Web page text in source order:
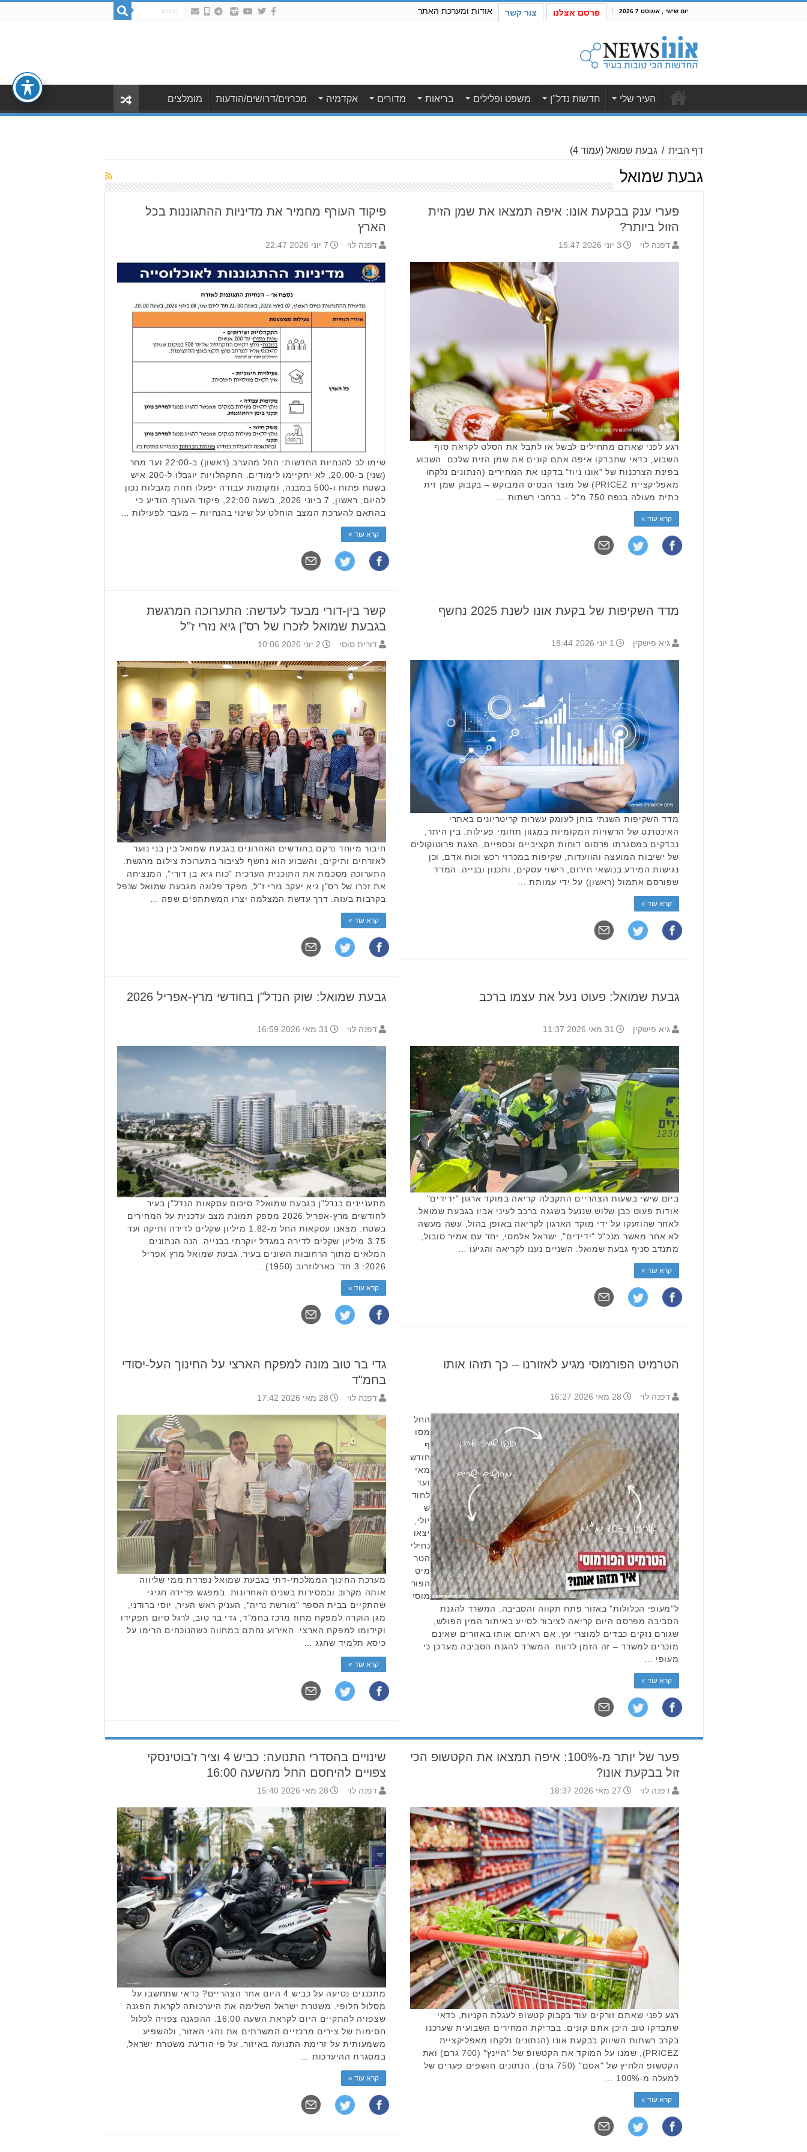
יום שישי , אוגוסט 7 2026 פרסם אצלנו צור קשר אודות ומערכת האתר
העיר שלי חדשות נדל"ן משפט ופלילים בריאות מדורים אקדמיה מכרזים/דרושים/הודעות מומלצים
דף הבית / גבעת שמואל (עמוד 4)
גבעת שמואל
פיקוד העורף מחמיר את מדיניות ההתגוננות בכל
הארץ
דפנה לוי 7 יוני 2026 22:47
שימו לב להנחיות החדשות: החל מהערב (ראשון) ב-22:00 ועד מחר
(שני) ב-20:00, לא יתקיימו לימודים. התקהלויות יוגבלו ל-200 איש
בשטח פתוח ו-500 במבנה, ומקומות עבודה יפעלו תחת מגבלות נכון
להיום, ראשון, 7 ביוני 2026, בשעה 22:00, פיקוד העורף הודיע כי
בהתאם להערכת המצב הוחלט על שינוי בהנחיות – מעבר לפעילות …
קרא עוד »
פערי ענק בבקעת אונו: איפה תמצאו את שמן הזית
הזול ביותר?
דפנה לוי 3 יוני 2026 15:47
רגע לפני שאתם מתחילים לבשל או לתבל את הסלט לקראת סוף
השבוע, כדאי שתבדקו איפה אתם קונים את שמן הזית שלכם. השבוע
בפינת הצרכנות של "אונו ניוז" בדקנו את המחירים (הנתונים נלקחו
מאפליקציית PRICEZ) של מוצר הבסיס המבוקש – בקבוק שמן זית
כתית מעולה בנפח 750 מ"ל – ברחבי רשתות …
קרא עוד »
קשר בין-דורי מבעד לעדשה: התערוכה המרגשת
בגבעת שמואל לזכרו של רס"ן גיא נזרי ז"ל
דורית סוסי 2 יוני 2026 10:06
חיבור מיוחד נרקם בחודשים האחרונים בגבעת שמואל בין בני נוער
לאזרחים ותיקים, והשבוע הוא נחשף לציבור בתערוכת צילום מרגשת.
התערוכה מסכמת את התוכנית הערכית "כוח גיא בן דורי", המנציחה
את זכרו של רס"ן גיא יעקב נזרי ז"ל, מפקד פלוגה מגבעת שמואל שנפל
בקרבות בעזה. דרך עדשת המצלמה יצרו המשתתפים שפה …
קרא עוד »
מדד השקיפות של בקעת אונו לשנת 2025 נחשף
גיא פישקין 1 יוני 2026 18:44
מדד השקיפות השנתי בוחן לעומק עשרות קריטריונים באתרי
האינטרנט של הרשויות המקומיות במגוון תחומי פעילות. בין היתר,
נבדקים במסגרתו פרסום דוחות תקציביים וכספיים, הצגת פרוטוקולים
של ישיבות המועצה והוועדות, שקיפות במכרזי רכש וכוח אדם, וכן
נגישות המידע בנושאי חירום, רישוי עסקים, ותכנון ובנייה. המדד
שפורסם אתמול (ראשון) על ידי עמותת …
קרא עוד »
גבעת שמואל: שוק הנדל"ן בחודשי מרץ-אפריל 2026
דפנה לוי 31 מאי 2026 16:59
מתעניינים בנדל"ן בגבעת שמואל? סיכום עסקאות הנדל"ן בעיר
לחודשים מרץ-אפריל 2026 מספק תמונת מצב עדכנית על המחירים
בשטח. מצאנו עסקאות החל מ-1.82 מיליון שקלים לדירה ותיקה ועד
3.75 מיליון שקלים לדירה במגדל יוקרתי בבנייה. הנה הנתונים
המלאים מתוך הרחובות השונים בעיר. גבעת שמואל מרץ אפריל
2026: 3 חד’ בארלוזרוב (1950) …
קרא עוד »
גבעת שמואל: פעוט נעל את עצמו ברכב
גיא פישקין 31 מאי 2026 11:37
ביום שישי בשעות הצהריים התקבלה קריאה במוקד ארגון "ידידים"
אודות פעוט כבן שלוש שננעל בשגגה ברכב לעיני אביו בגבעת שמואל.
לאחר שהוזעקו על ידי מוקד הארגון לקריאה באופן בהול, עשה מעשה
לא אחר מאשר מנכ"ל "ידידים", ישראל אלמסי, יחד עם אמיר סובול,
מתנדב סניף גבעת שמואל. השניים נענו לקריאה והגיעו …
קרא עוד »
גדי בר טוב מונה למפקח הארצי על החינוך העל-יסודי
בחמ"ד
דפנה לוי 28 מאי 2026 17:42
מערכת החינוך הממלכתי-דתי בגבעת שמואל נפרדת ממי שליווה
אותה מקרוב ובמסירות בשנים האחרונות. במפגש פרידה חגיגי
שהתקיים בבית הספר "מורשת נריה", העניק ראש העיר, יוסי ברודני,
מגן הוקרה למפקח מחוז מרכז בחמ"ד, גדי בר טוב, לרגל סיום תפקידו
וקידומו למפקח הארצי. האירוע נחתם במחווה כשהנוכחים הרימו על
כיסא תלמיד שחגג …
קרא עוד »
הטרמיט הפורמוסי מגיע לאזורנו – כך תזהו אותו
דפנה לוי 28 מאי 2026 16:27
החל
מסו
ף
חודש
מאי
ועד
לחוד
ש
יולי,
יצאו
נחילי
הטר
מיט
הפור
מוסי
ל"מעופי הכלולות" באזור פתח תקווה והסביבה. המשרד להגנת
הסביבה מפרסם היום קריאה לציבור לסייע באיתור המין הפולש,
שגורם נזקים כבדים למוצרי עץ. אם ראיתם אותו באזורים שאינם
מוכרים למשרד – זה הזמן לדווח. המשרד להגנת הסביבה מעדכן כי
מעופי …
קרא עוד »
שינויים בהסדרי התנועה: כביש 4 וציר ז'בוטינסקי
צפויים להיחסם החל מהשעה 16:00
דפנה לוי 28 מאי 2026 15:40
מתכננים נסיעה על כביש 4 היום אחר הצהריים? כדאי שתחשבו על
מסלול חלופי. משטרת ישראל השלימה את היערכותה לקראת הפגנה
שצפויה להתקיים היום לקראת השעה 16:00. ההפגנה צפויה לכלול
חסימות של צירים מרכזיים המשרתים את נהגי האזור, ולהשפיע
משמעותית על זרימת התנועה באיזור. על פי הודעת משטרת ישראל,
במסגרת ההיערכות …
קרא עוד »
פער של יותר מ-100%: איפה תמצאו את הקטשופ הכי
זול בבקעת אונו?
דפנה לוי 27 מאי 2026 18:37
רגע לפני שאתם זורקים עוד בקבוק קטשופ לעגלת הקניות, כדאי
שתבדקו טוב היכן אתם קונים. בבדיקת המחירים השבועית שערכנו
בקרב רשתות השיווק בבקעת אונו (הנתונים נלקחו מאפליקציית
PRICEZ), שמנו על המוקד את הקטשופ של "היינץ" (700 גרם) ואת
הקטשופ הלחיץ של "אסם" (750 גרם). הנתונים חושפים פערים של
למעלה מ-100% …
קרא עוד »